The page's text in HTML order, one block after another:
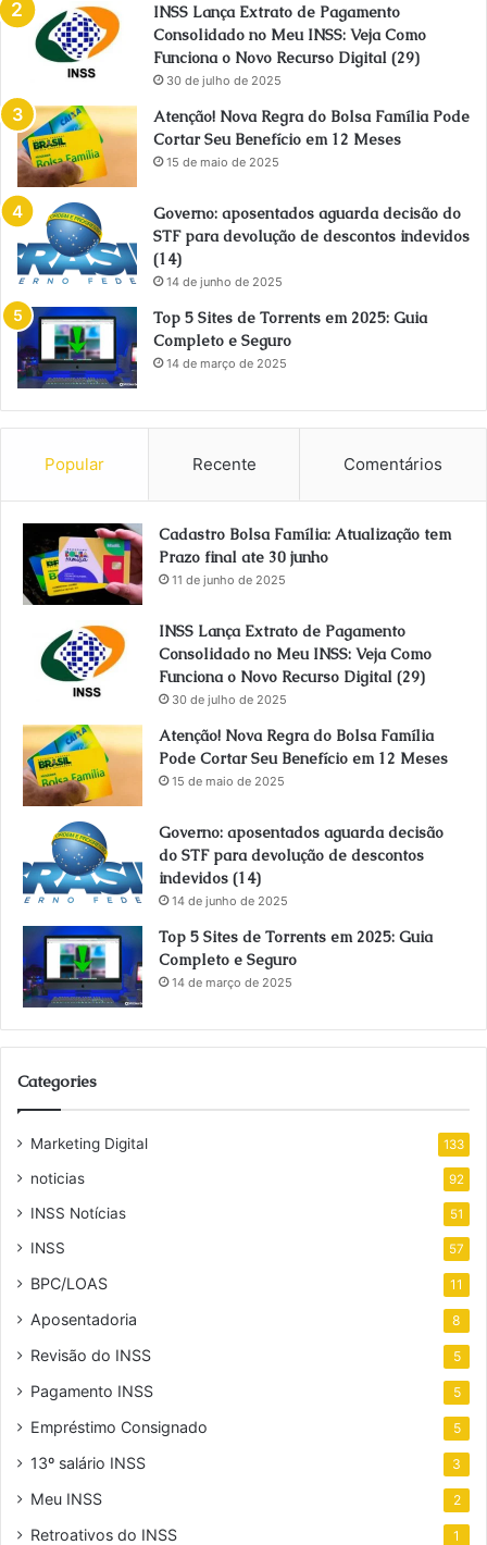
INSS Lança Extrato de Pagamento
Consolidado no Meu INSS: Veja Como
Funciona o Novo Recurso Digital (29)
30 de julho de 2025
Atenção! Nova Regra do Bolsa Família Pode
Cortar Seu Benefício em 12 Meses
15 de maio de 2025
Governo: aposentados aguarda decisão do
STF para devolução de descontos indevidos
(14)
14 de junho de 2025
Top 5 Sites de Torrents em 2025: Guia
Completo e Seguro
14 de março de 2025
Popular Recente Comentários
Cadastro Bolsa Família: Atualização tem
Prazo final ate 30 junho
11 de junho de 2025
INSS Lança Extrato de Pagamento
Consolidado no Meu INSS: Veja Como
Funciona o Novo Recurso Digital (29)
30 de julho de 2025
Atenção! Nova Regra do Bolsa Família
Pode Cortar Seu Benefício em 12 Meses
15 de maio de 2025
Governo: aposentados aguarda decisão
do STF para devolução de descontos
indevidos (14)
14 de junho de 2025
Top 5 Sites de Torrents em 2025: Guia
Completo e Seguro
14 de março de 2025
Categories
Marketing Digital 133
noticias 92
INSS Notícias 51
INSS 57
BPC/LOAS 11
Aposentadoria 8
Revisão do INSS 5
Pagamento INSS 5
Empréstimo Consignado 5
13º salário INSS 3
Meu INSS 2
Retroativos do INSS 1